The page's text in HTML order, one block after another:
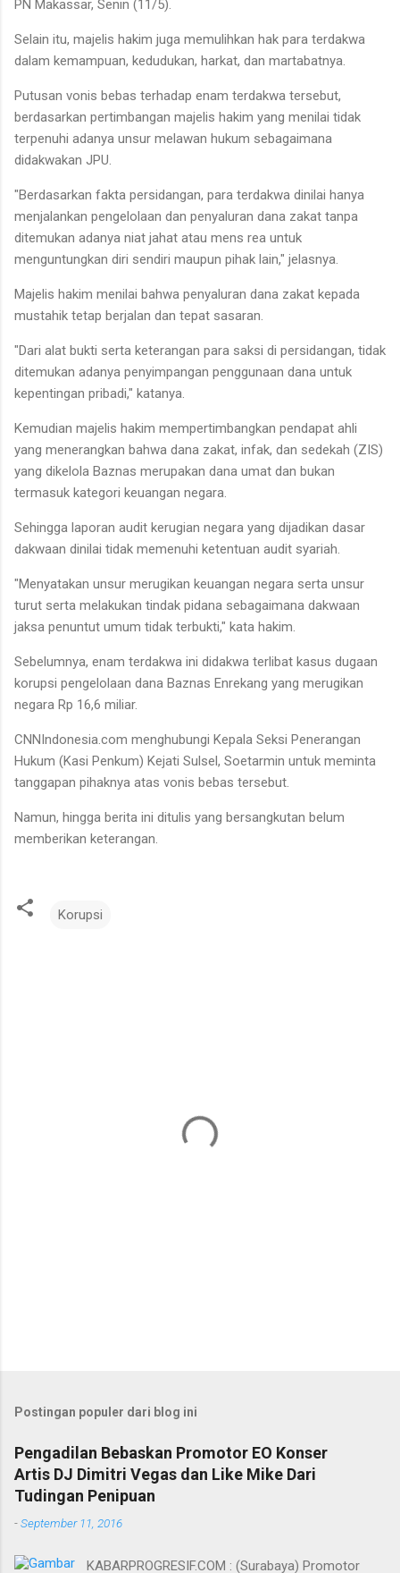
PN Makassar, Senin (11/5).
Selain itu, majelis hakim juga memulihkan hak para terdakwa
dalam kemampuan, kedudukan, harkat, dan martabatnya.
Putusan vonis bebas terhadap enam terdakwa tersebut,
berdasarkan pertimbangan majelis hakim yang menilai tidak
terpenuhi adanya unsur melawan hukum sebagaimana
didakwakan JPU.
"Berdasarkan fakta persidangan, para terdakwa dinilai hanya
menjalankan pengelolaan dan penyaluran dana zakat tanpa
ditemukan adanya niat jahat atau mens rea untuk
menguntungkan diri sendiri maupun pihak lain," jelasnya.
Majelis hakim menilai bahwa penyaluran dana zakat kepada
mustahik tetap berjalan dan tepat sasaran.
"Dari alat bukti serta keterangan para saksi di persidangan, tidak
ditemukan adanya penyimpangan penggunaan dana untuk
kepentingan pribadi," katanya.
Kemudian majelis hakim mempertimbangkan pendapat ahli
yang menerangkan bahwa dana zakat, infak, dan sedekah (ZIS)
yang dikelola Baznas merupakan dana umat dan bukan
termasuk kategori keuangan negara.
Sehingga laporan audit kerugian negara yang dijadikan dasar
dakwaan dinilai tidak memenuhi ketentuan audit syariah.
"Menyatakan unsur merugikan keuangan negara serta unsur
turut serta melakukan tindak pidana sebagaimana dakwaan
jaksa penuntut umum tidak terbukti," kata hakim.
Sebelumnya, enam terdakwa ini didakwa terlibat kasus dugaan
korupsi pengelolaan dana Baznas Enrekang yang merugikan
negara Rp 16,6 miliar.
CNNIndonesia.com menghubungi Kepala Seksi Penerangan
Hukum (Kasi Penkum) Kejati Sulsel, Soetarmin untuk meminta
tanggapan pihaknya atas vonis bebas tersebut.
Namun, hingga berita ini ditulis yang bersangkutan belum
memberikan keterangan.
Korupsi
Postingan populer dari blog ini
Pengadilan Bebaskan Promotor EO Konser
Artis DJ Dimitri Vegas dan Like Mike Dari
Tudingan Penipuan
-September 11, 2016
KABARPROGRESIF.COM : (Surabaya) Promotor